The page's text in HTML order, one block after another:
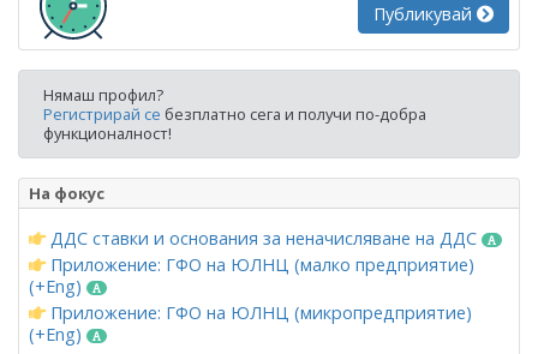
Публикувай
Нямаш профил?
Регистрирай се безплатно сега и получи по-добра
функционалност!
На фокус
ДДС ставки и основания за неначисляване на ДДС
Приложение: ГФО на ЮЛНЦ (малко предприятие)
(+Eng)
Приложение: ГФО на ЮЛНЦ (микропредприятие)
(+Eng)